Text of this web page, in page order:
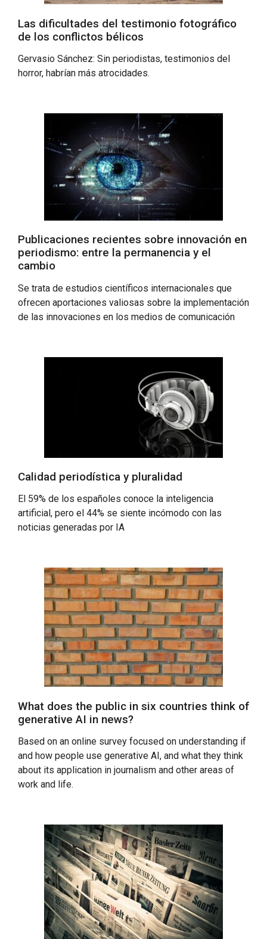
Las dificultades del testimonio fotográfico
de los conflictos bélicos
Gervasio Sánchez: Sin periodistas, testimonios del
horror, habrían más atrocidades.
Publicaciones recientes sobre innovación en
periodismo: entre la permanencia y el
cambio
Se trata de estudios científicos internacionales que
ofrecen aportaciones valiosas sobre la implementación
de las innovaciones en los medios de comunicación
Calidad periodística y pluralidad
El 59% de los españoles conoce la inteligencia
artificial, pero el 44% se siente incómodo con las
noticias generadas por IA
What does the public in six countries think of
generative AI in news?
Based on an online survey focused on understanding if
and how people use generative AI, and what they think
about its application in journalism and other areas of
work and life.